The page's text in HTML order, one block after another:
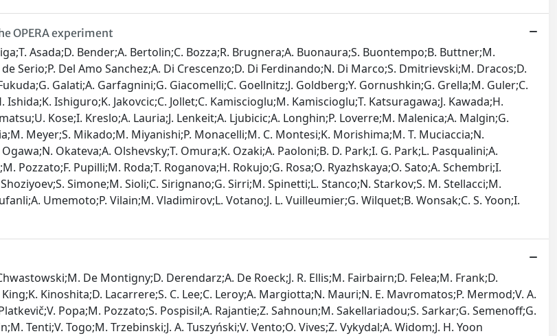
OPERA experiment
Asada;D. Bender;A. Bertolin;C. Bozza;R. Brugnera;A. Buonaura;S. Buontempo;B. Buttner;M.
Serio;P. Del Amo Sanchez;A. Di Crescenzo;D. Di Ferdinando;N. Di Marco;S. Dmitrievski;M. Dracos;D.
Galati;A. Garfagnini;G. Giacomelli;C. Goellnitz;J. Goldberg;Y. Gornushkin;G. Grella;M. Guler;C.
Ishiguro;K. Jakovcic;C. Jollet;C. Kamiscioglu;M. Kamiscioglu;T. Katsuragawa;J. Kawada;H.
Kose;I. Kreslo;A. Lauria;J. Lenkeit;A. Ljubicic;A. Longhin;P. Loverre;M. Malenica;A. Malgin;G.
Meyer;S. Mikado;M. Miyanishi;P. Monacelli;M. C. Montesi;K. Morishima;M. T. Muciaccia;N.
Okateva;A. Olshevsky;T. Omura;K. Ozaki;A. Paoloni;B. D. Park;I. G. Park;L. Pasqualini;A.
Pozzato;F. Pupilli;M. Roda;T. Roganova;H. Rokujo;G. Rosa;O. Ryazhskaya;O. Sato;A. Schembri;I.
Simone;M. Sioli;C. Sirignano;G. Sirri;M. Spinetti;L. Stanco;N. Starkov;S. M. Stellacci;M.
Umemoto;P. Vilain;M. Vladimirov;L. Votano;J. L. Vuilleumier;G. Wilquet;B. Wonsak;C. S. Yoon;I.
De Montigny;D. Derendarz;A. De Roeck;J. R. Ellis;M. Fairbairn;D. Felea;M. Frank;D.
Kinoshita;D. Lacarrere;S. C. Lee;C. Leroy;A. Margiotta;N. Mauri;N. E. Mavromatos;P. Mermod;V. A.
Popa;M. Pozzato;S. Pospisil;A. Rajantie;Z. Sahnoun;M. Sakellariadou;S. Sarkar;G. Semenoff;G.
Tenti;V. Togo;M. Trzebinski;J. A. Tuszyński;V. Vento;O. Vives;Z. Vykydal;A. Widom;J. H. Yoon